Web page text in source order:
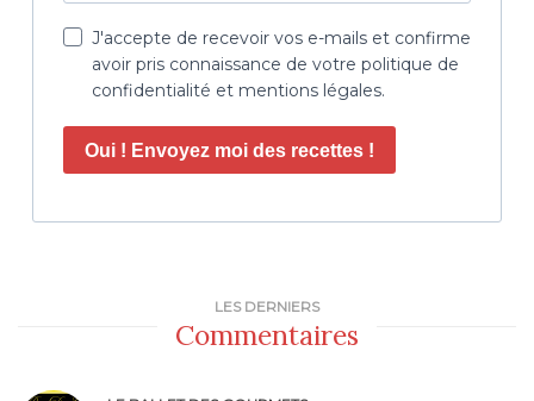
J'accepte de recevoir vos e-mails et confirme
avoir pris connaissance de votre politique de
confidentialité et mentions légales.
Oui ! Envoyez moi des recettes !
LES DERNIERS
Commentaires